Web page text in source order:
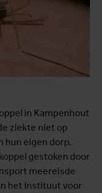
in Kampenhout
ziekte niet op
hun eigen dorp.
gestoken door
meereisde
het Instituut voor